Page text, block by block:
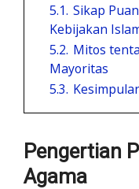
5.1. Sikap
Kebijakan
5.2. Mitos
Mayoritas
5.3.
Pengertian
Agama